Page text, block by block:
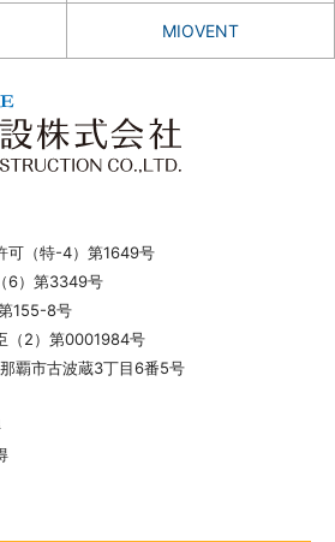
MIOVENT
可（特-4）第1649号
6）第3349号
155-8号
（2）第0001984号
覇市古波蔵3丁目6番5号